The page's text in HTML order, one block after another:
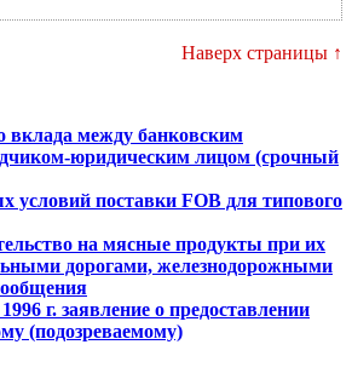
Наверх страницы ↑
вклада между банковским
юридическим лицом (срочный
условий поставки FOB для типового
на мясные продукты при их
дорогами, железнодорожными
г. заявление о предоставлении
(подозреваемому)